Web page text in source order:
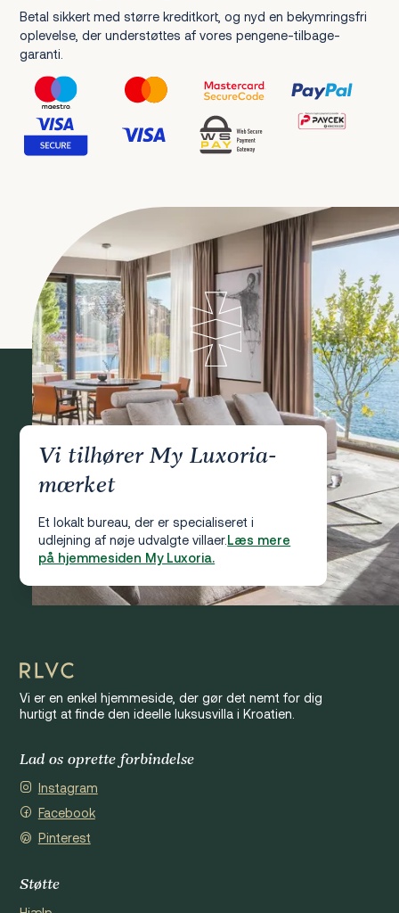
Betal sikkert med større kreditkort, og nyd en bekymringsfri
oplevelse, der understøttes af vores pengene-tilbage-
garanti.
Vi tilhører My Luxoria-
mærket
Et lokalt bureau, der er specialiseret i
udlejning af nøje udvalgte villaer.Læs mere
på hjemmesiden My Luxoria.
Vi er en enkel hjemmeside, der gør det nemt for dig
hurtigt at finde den ideelle luksusvilla i Kroatien.
Lad os oprette forbindelse
Instagram
Facebook
Pinterest
Støtte